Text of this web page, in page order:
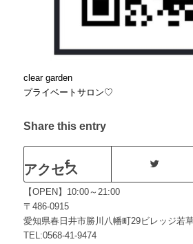
clear garden
プライベートサロン♡
Share this entry
アクセス
【OPEN】10:00～21:00
〒486-0915
愛知県春日井市勝川八幡町29ビレッジ若
TEL:0568-41-9474